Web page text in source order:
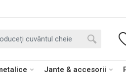
Jante & accesorii